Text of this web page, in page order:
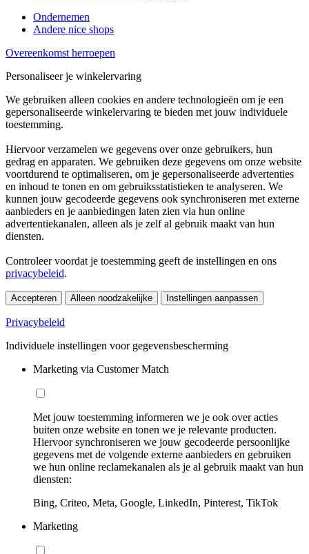
Ondernemen
Andere nice shops
Overeenkomst herroepen
Personaliseer je winkelervaring
We gebruiken alleen cookies en andere technologieën om je een
gepersonaliseerde winkelervaring te bieden met jouw individuele
toestemming.
Hiervoor verzamelen we gegevens over onze gebruikers, hun
gedrag en apparaten. We gebruiken deze gegevens om onze website
voortdurend te optimaliseren, om je gepersonaliseerde advertenties
en inhoud te tonen en om gebruiksstatistieken te analyseren. We
kunnen jouw gecodeerde gegevens ook synchroniseren met externe
aanbieders en je aanbiedingen laten zien via hun online
advertentiekanalen, alleen als je zelf al gebruik maakt van hun
diensten.
Controleer voordat je toestemming geeft de instellingen en ons
privacybeleid.
Accepteren Alleen noodzakelijke Instellingen aanpassen
Privacybeleid
Individuele instellingen voor gegevensbescherming
Marketing via Customer Match
Met jouw toestemming informeren we je ook over acties
buiten onze website en tonen we je relevante producten.
Hiervoor synchroniseren we jouw gecodeerde persoonlijke
gegevens met de volgende externe aanbieders en gebruiken
we hun online reclamekanalen als je al gebruik maakt van hun
diensten:
Bing, Criteo, Meta, Google, LinkedIn, Pinterest, TikTok
Marketing